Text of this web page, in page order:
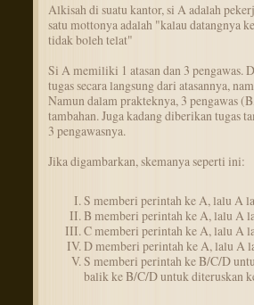
Alkisah di suatu kantor, si A adalah
satu mottonya adalah "kalau datangnya
tidak boleh telat"
Si A memiliki 1 atasan dan 3 pengawas.
tugas secara langsung dari atasannya,
Namun dalam prakteknya, 3 pengawas
tambahan. Juga kadang diberikan tugas
3 pengawasnya.
Jika digambarkan, skemanya seperti ini:
S memberi perintah ke A, lalu A
B memberi perintah ke A, lalu A
C memberi perintah ke A, lalu A
D memberi perintah ke A, lalu A
S memberi perintah ke B/C/D
balik ke B/C/D untuk diteruskan